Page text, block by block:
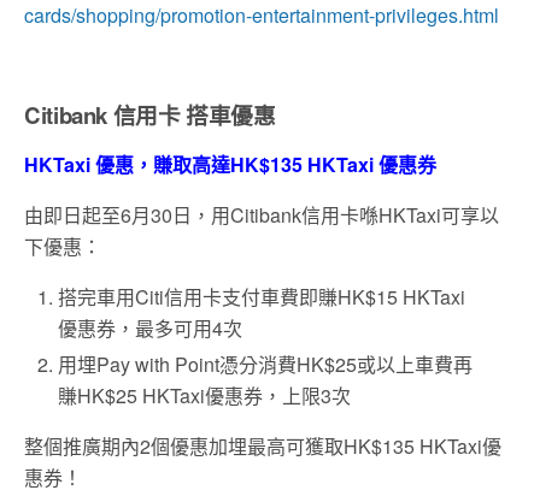
cards/shopping/promotion-entertainment-privileges.html
Citibank 信用卡 搭車優惠
HKTaxi 優惠，賺取高達HK$135 HKTaxi 優惠券
由即日起至6月30日，用Citibank信用卡喺HKTaxi可享以
下優惠：
搭完車用Citi信用卡支付車費即賺HK$15 HKTaxi
優惠券，最多可用4次
用埋Pay with Point憑分消費HK$25或以上車費再
賺HK$25 HKTaxi優惠券，上限3次
整個推廣期內2個優惠加埋最高可獲取HK$135 HKTaxi優
惠券！